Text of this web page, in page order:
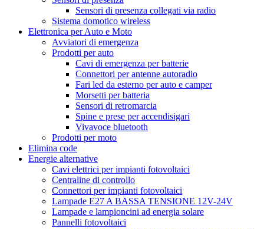
Sensori di presenza collegati via radio
Sistema domotico wireless
Elettronica per Auto e Moto
Avviatori di emergenza
Prodotti per auto
Cavi di emergenza per batterie
Connettori per antenne autoradio
Fari led da esterno per auto e camper
Morsetti per batteria
Sensori di retromarcia
Spine e prese per accendisigari
Vivavoce bluetooth
Prodotti per moto
Elimina code
Energie alternative
Cavi elettrici per impianti fotovoltaici
Centraline di controllo
Connettori per impianti fotovoltaici
Lampade E27 A BASSA TENSIONE 12V-24V
Lampade e lampioncini ad energia solare
Pannelli fotovoltaici